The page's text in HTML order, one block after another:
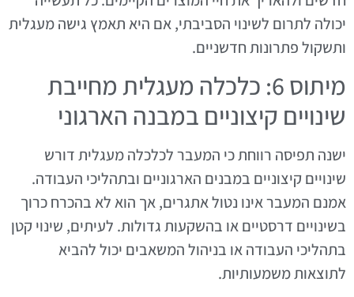
יכולה לתרום לשינוי הסביבתי, אם היא תאמץ גישה מעגלית
ותשקול פתרונות חדשניים.
מיתוס 6: כלכלה מעגלית מחייבת
שינויים קיצוניים במבנה הארגוני
ישנה תפיסה רווחת כי המעבר לכלכלה מעגלית דורש
שינויים קיצוניים במבנים הארגוניים ובתהליכי העבודה.
אמנם המעבר אינו נטול אתגרים, אך הוא לא בהכרח כרוך
בשינויים דרסטיים או בהשקעות גדולות. לעיתים, שינוי קטן
בתהליכי העבודה או בניהול המשאבים יכול להביא
לתוצאות משמעותיות.